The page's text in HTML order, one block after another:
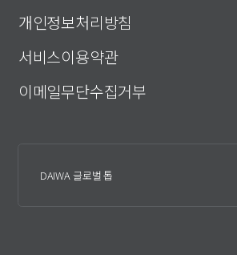
개인정보처리방침
서비스이용약관
이메일무단수집거부
DAIWA 글로벌 톱